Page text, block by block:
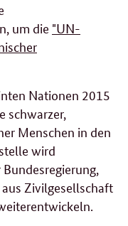
um die "UN-
Nationen 2015
schwarzer,
Menschen in den
wird
Zivilgesellschaft